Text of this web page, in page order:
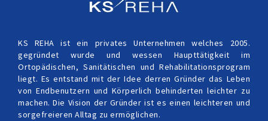
KS REHA ist ein privates Unternehmen welches 2005.
gegründet wurde und wessen Haupttätigkeit im
Ortopädischen, Sanitätischen und Rehabilitationsprogram
liegt. Es entstand mit der Idee derren Gründer das Leben
von Endbenutzern und Körperlich behinderten leichter zu
machen. Die Vision der Gründer ist es einen leichteren und
sorgefreieren Alltag zu ermöglichen.